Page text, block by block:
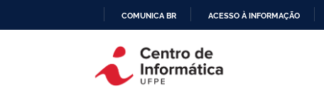
PARA
O
COMUNICA BR ACESSO À INFORMAÇÃO